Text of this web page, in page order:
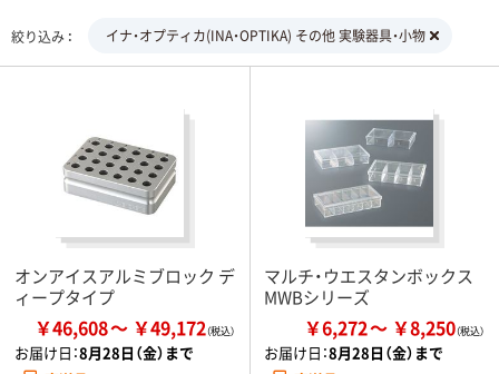
絞り込み イナ・オプティカ(INA・OPTIKA) その他 実験器具・小物
オンアイスアルミブロック デ
ィープタイプ
￥46,608 ￥49,172
お届け日：8月28日（金）まで
マルチ・ウエスタンボックス
MWBシリーズ
￥6,272 ￥8,250
お届け日：8月28日（金）まで